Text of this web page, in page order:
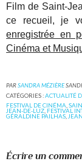
Film de Saint-
ce recueil, je
enregistrée en
Cinéma et
PARSANDRA MÉZIÈRE
CATÉGORIES :ACTUALITÉ
FESTIVAL DE CINÉMA ,
JEAN-DE-LUZ FESTIVAL
GÉRALDINE PAILHAS
Écrire un